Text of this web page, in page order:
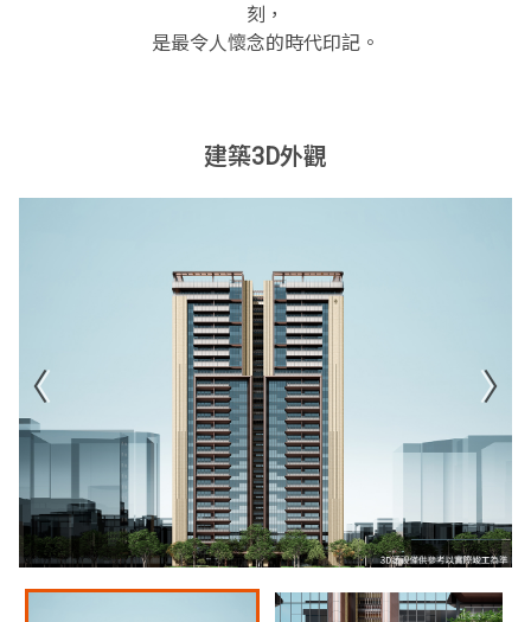
刻，
是最令人懷念的時代印記。
建築3D外觀